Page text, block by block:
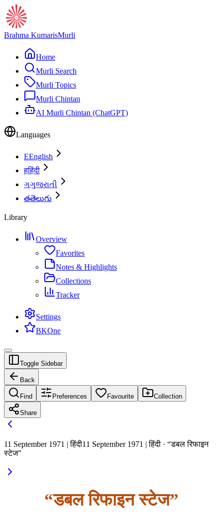
Brahma KumarisMurli
Home
Murli Search
Murli Topics
Murli Chintan
AI Murli Chintan (ChatGPT)
Languages
EEnglish
हहिंदी
ગગુજરાતી
తతెలుగు
Library
Overview
Favorites
Notes & Highlights
Collections
Tracker
Settings
BKOne
Toggle Sidebar
Back
Find Preferences Favourite Collection
Share
11 September 1971 | हिंदी11 September 1971 | हिंदी · “डबल रिफाइन
स्टेज”
“डबल रिफाइन स्टेज”